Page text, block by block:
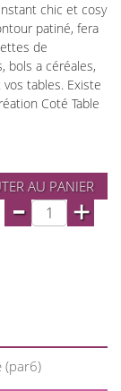
chic et cosy
patiné, fera
de
bols a céréales,
tables. Existe
Coté Table
AU PANIER
- +
(par6)